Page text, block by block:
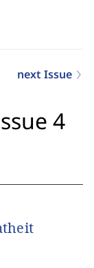
next Issue
4